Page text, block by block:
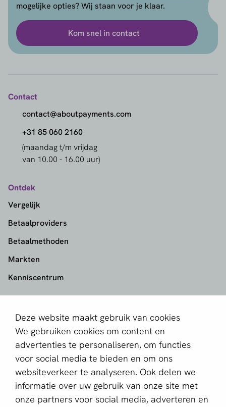
Deze website maakt gebruik van cookies
We gebruiken cookies om content en
advertenties te personaliseren, om functies
voor social media te bieden en om ons
websiteverkeer te analyseren. Ook delen we
informatie over uw gebruik van onze site met
onze partners voor social media, adverteren en
mogelijke opties? Wij staan voor je klaar.
Kom snel in contact
Contact
contact@aboutpayments.com
+31 85 060 2160
(maandag t/m vrijdag
van 10.00 - 16.00 uur)
Ontdek
Vergelijk
Betaalproviders
Betaalmethoden
Markten
Kenniscentrum
Contact
Over ons
Partner worden
Schrijf je in voor de nieuwsbrief